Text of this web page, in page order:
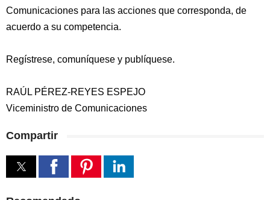
Comunicaciones para las acciones que corresponda, de
acuerdo a su competencia.
Regístrese, comuníquese y publíquese.
RAÚL PÉREZ-REYES ESPEJO
Viceministro de Comunicaciones
Compartir